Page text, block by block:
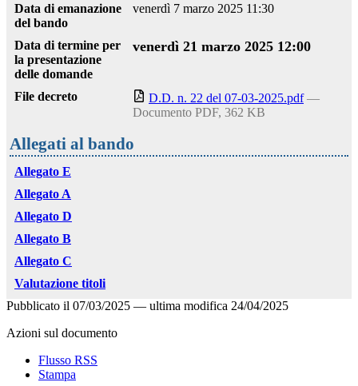
Data di emanazione
del bando
venerdì 7 marzo 2025 11:30
Data di termine per
la presentazione
delle domande
venerdì 21 marzo 2025 12:00
File decreto D.D. n. 22 del 07-03-2025.pdf —
Documento PDF, 362 KB
Allegati al bando
Allegato E
Allegato A
Allegato D
Allegato B
Allegato C
Valutazione titoli
Pubblicato il 07/03/2025 — ultima modifica 24/04/2025
Azioni sul documento
Flusso RSS
Stampa